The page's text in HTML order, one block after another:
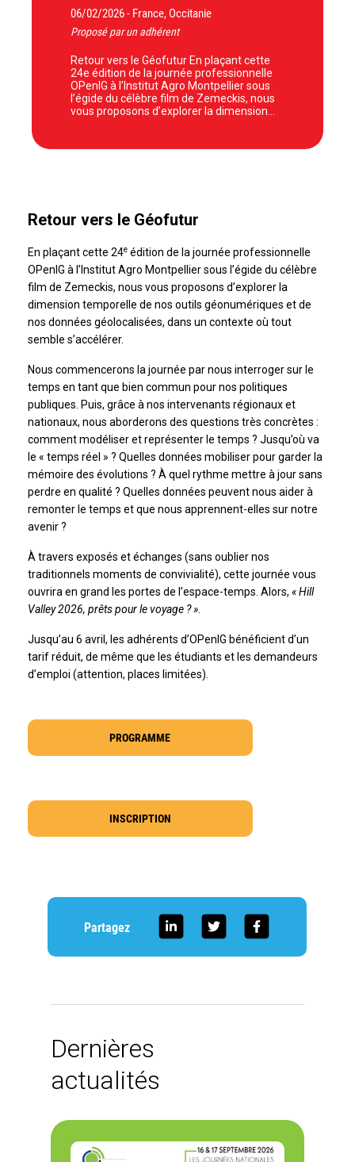
06/02/2026 - France, Occitanie
Proposé par un adhérent
Retour vers le Géofutur En plaçant cette
24e édition de la journée professionnelle
OPenIG à l’Institut Agro Montpellier sous
l’égide du célèbre film de Zemeckis, nous
vous proposons d’explorer la dimension…
Retour vers le Géofutur
En plaçant cette 24eédition de la journée professionnelle
OPenIG à l’Institut Agro Montpellier sous l’égide du célèbre
film de Zemeckis, nous vous proposons d’explorer la
dimension temporelle de nos outils géonumériques et de
nos données géolocalisées, dans un contexte où tout
semble s’accélérer.
Nous commencerons la journée par nous interroger sur le
temps en tant que bien commun pour nos politiques
publiques. Puis, grâce à nos intervenants régionaux et
nationaux, nous aborderons des questions très concrètes :
comment modéliser et représenter le temps ? Jusqu’où va
le « temps réel » ? Quelles données mobiliser pour garder la
mémoire des évolutions ? À quel rythme mettre à jour sans
perdre en qualité ? Quelles données peuvent nous aider à
remonter le temps et que nous apprennent-elles sur notre
avenir ?
À travers exposés et échanges (sans oublier nos
traditionnels moments de convivialité), cette journée vous
ouvrira en grand les portes de l’espace-temps. Alors, « Hill
Valley 2026, prêts pour le voyage ? ».
Jusqu’au 6 avril, les adhérents d’OPenIG bénéficient d’un
tarif réduit, de même que les étudiants et les demandeurs
d’emploi (attention, places limitées).
PROGRAMME
INSCRIPTION
Partagez
Dernières
actualités